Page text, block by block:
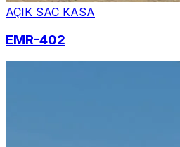
AÇIK SAC KASA
EMR-402